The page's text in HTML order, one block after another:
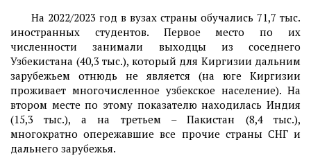
На 2022/2023 год в вузах страны обучались 71,7 тыс.
иностранных студентов. Первое место по их
численности занимали выходцы из соседнего
Узбекистана (40,3 тыс.), который для Киргизии дальним
зарубежьем отнюдь не является (на юге Киргизии
проживает многочисленное узбекское население). На
втором месте по этому показателю находилась Индия
(15,3 тыс.), а на третьем – Пакистан (8,4 тыс.),
многократно опережавшие все прочие страны СНГ и
дальнего зарубежья.